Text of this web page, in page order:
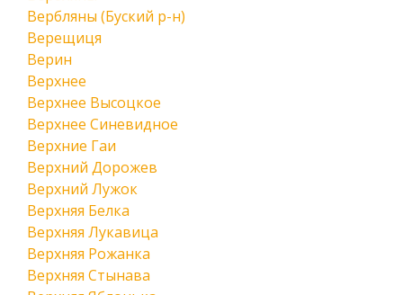
Вербляны (Буский р-н)
Верещиця
Верин
Верхнее
Верхнее Высоцкое
Верхнее Синевидное
Верхние Гаи
Верхний Дорожев
Верхний Лужок
Верхняя Белка
Верхняя Лукавица
Верхняя Рожанка
Верхняя Стынава